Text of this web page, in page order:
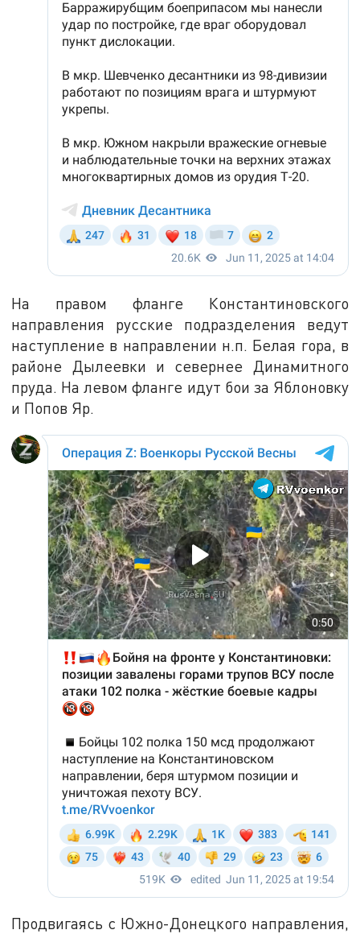
На правом фланге Константиновского
направления русские подразделения ведут
наступление в направлении н.п. Белая гора, в
районе Дылеевки и севернее Динамитного
пруда. На левом фланге идут бои за Яблоновку
и Попов Яр.
Продвигаясь с Южно-Донецкого направления,